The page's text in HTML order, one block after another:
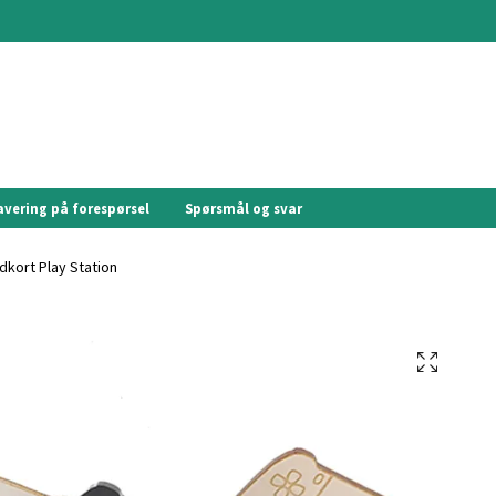
på forespørsel Spørsmål og svar
Play Station